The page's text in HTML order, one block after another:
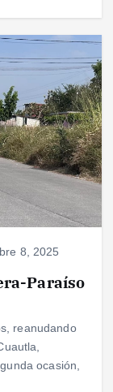
8, 2025
Paraíso
reanudando
ocasión,